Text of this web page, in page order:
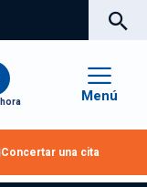
Menú
Concertar una cita